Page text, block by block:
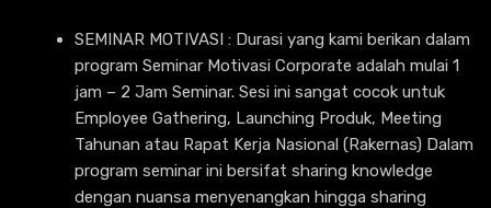
SEMINAR MOTIVASI : Durasi yang kami berikan dalam
program Seminar Motivasi Corporate adalah mulai 1
jam – 2 Jam Seminar. Sesi ini sangat cocok untuk
Employee Gathering, Launching Produk, Meeting
Tahunan atau Rapat Kerja Nasional (Rakernas) Dalam
program seminar ini bersifat sharing knowledge
dengan nuansa menyenangkan hingga sharing